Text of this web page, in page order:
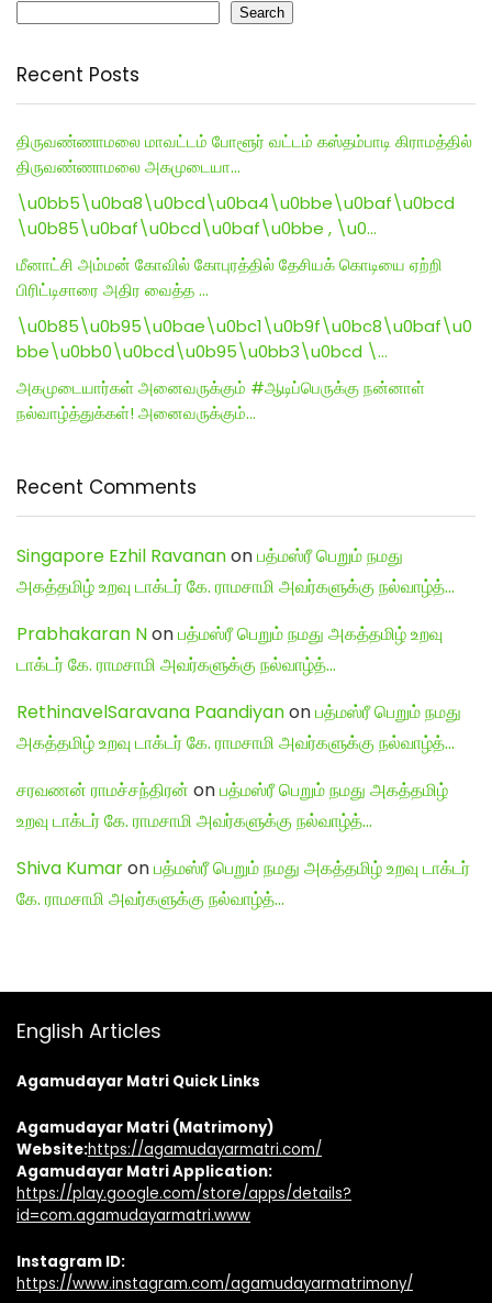
Search
Recent Posts
திருவண்ணாமலை மாவட்டம் போளூர் வட்டம் கஸ்தம்பாடி கிராமத்தில்
திருவண்ணாமலை அகமுடையா…
\u0bb5\u0ba8\u0bcd\u0ba4\u0bbe\u0baf\u0bcd
\u0b85\u0baf\u0bcd\u0baf\u0bbe , \u0…
மீனாட்சி அம்மன் கோவில் கோபுரத்தில் தேசியக் கொடியை ஏற்றி
பிரிட்டிசாரை அதிர வைத்த …
\u0b85\u0b95\u0bae\u0bc1\u0b9f\u0bc8\u0baf\u0
bbe\u0bb0\u0bcd\u0b95\u0bb3\u0bcd \…
அகமுடையார்கள் அனைவருக்கும் #ஆடிப்பெருக்கு நன்னாள்
நல்வாழ்த்துக்கள்! அனைவருக்கும்…
Recent Comments
Singapore Ezhil Ravananonபத்மஸ்ரீ பெறும் நமது
அகத்தமிழ் உறவு டாக்டர் கே. ராமசாமி அவர்களுக்கு நல்வாழ்த்…
Prabhakaran Nonபத்மஸ்ரீ பெறும் நமது அகத்தமிழ் உறவு
டாக்டர் கே. ராமசாமி அவர்களுக்கு நல்வாழ்த்…
RethinavelSaravana Paandiyanonபத்மஸ்ரீ பெறும் நமது
அகத்தமிழ் உறவு டாக்டர் கே. ராமசாமி அவர்களுக்கு நல்வாழ்த்…
சரவணன் ராமச்சந்திரன் onபத்மஸ்ரீ பெறும் நமது அகத்தமிழ்
உறவு டாக்டர் கே. ராமசாமி அவர்களுக்கு நல்வாழ்த்…
Shiva Kumaronபத்மஸ்ரீ பெறும் நமது அகத்தமிழ் உறவு டாக்டர்
கே. ராமசாமி அவர்களுக்கு நல்வாழ்த்…
English Articles
Agamudayar Matri Quick Links
Agamudayar Matri (Matrimony)
Website:https://agamudayarmatri.com/
Agamudayar Matri Application:
https://play.google.com/store/apps/details?
id=com.agamudayarmatri.www
Instagram ID:
https://www.instagram.com/agamudayarmatrimony/